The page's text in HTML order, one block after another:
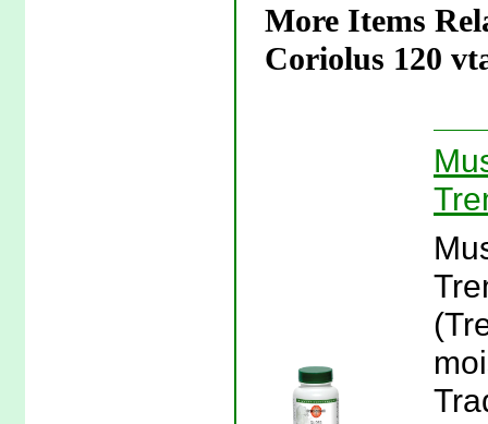
More Items
Coriolus 120